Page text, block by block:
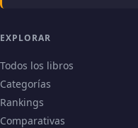
EXPLORAR
Todos los libros
Categorías
Rankings
Comparativas